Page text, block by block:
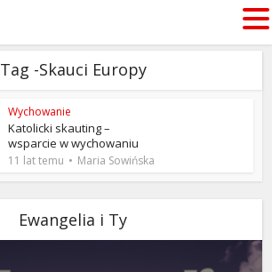
Tag -Skauci Europy
Wychowanie
Katolicki skauting –
wsparcie w wychowaniu
11 lat temu Maria Sowińska
Ewangelia i Ty